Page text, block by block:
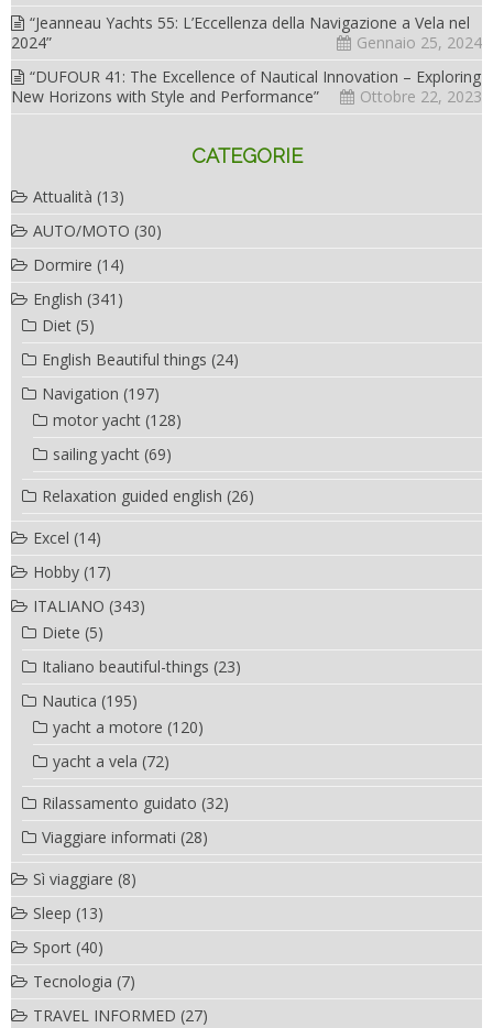
“Jeanneau Yachts 55: L’Eccellenza della Navigazione a Vela nel
2024”
Gennaio 25, 2024
“DUFOUR 41: The Excellence of Nautical Innovation – Exploring
New Horizons with Style and Performance”
Ottobre 22, 2023
CATEGORIE
Attualità (13)
AUTO/MOTO (30)
Dormire (14)
English (341)
Diet (5)
English Beautiful things (24)
Navigation (197)
motor yacht (128)
sailing yacht (69)
Relaxation guided english (26)
Excel (14)
Hobby (17)
ITALIANO (343)
Diete (5)
Italiano beautiful-things (23)
Nautica (195)
yacht a motore (120)
yacht a vela (72)
Rilassamento guidato (32)
Viaggiare informati (28)
Sì viaggiare (8)
Sleep (13)
Sport (40)
Tecnologia (7)
TRAVEL INFORMED (27)